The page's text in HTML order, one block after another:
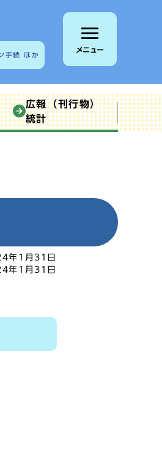
手続 ほか
メニュー
広報（刊行物）
統計
年1月31日
年1月31日